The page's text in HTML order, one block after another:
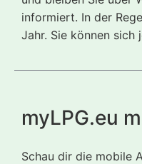
informiert. In der
Jahr. Sie können sich
myLPG.eu
Schau dir die mobile